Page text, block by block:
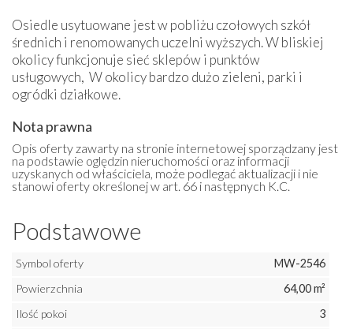
Osiedle usytuowane jest w pobliżu czołowych szkół
średnich i renomowanych uczelni wyższych. W bliskiej
okolicy funkcjonuje sieć sklepów i punktów
usługowych, W okolicy bardzo dużo zieleni, parki i
ogródki działkowe.
Nota prawna
Opis oferty zawarty na stronie internetowej sporządzany jest
na podstawie oględzin nieruchomości oraz informacji
uzyskanych od właściciela, może podlegać aktualizacji i nie
stanowi oferty określonej w art. 66 i następnych K.C.
Podstawowe
Symbol oferty
MW-2546
Powierzchnia
64,00 m²
Ilość pokoi
3